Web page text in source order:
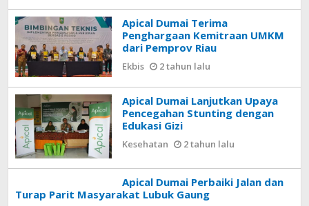
Apical Dumai Terima
Penghargaan Kemitraan UMKM
dari Pemprov Riau
Ekbis 2 tahun lalu
Apical Dumai Lanjutkan Upaya
Pencegahan Stunting dengan
Edukasi Gizi
Kesehatan 2 tahun lalu
Apical Dumai Perbaiki Jalan dan
Turap Parit Masyarakat Lubuk Gaung